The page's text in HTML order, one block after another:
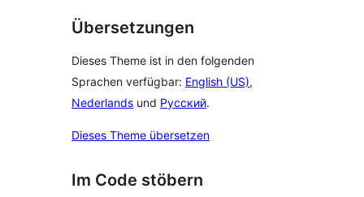
Übersetzungen
Dieses Theme ist in den folgenden
Sprachen verfügbar: English (US),
Nederlands und Русский.
Dieses Theme übersetzen
Im Code stöbern